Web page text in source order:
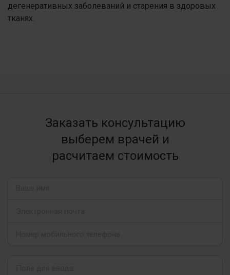
дегенеративных заболеваний и старения в здоровых
тканях.
Заказать консультацию
выберем врачей и
расчитаем стоимость